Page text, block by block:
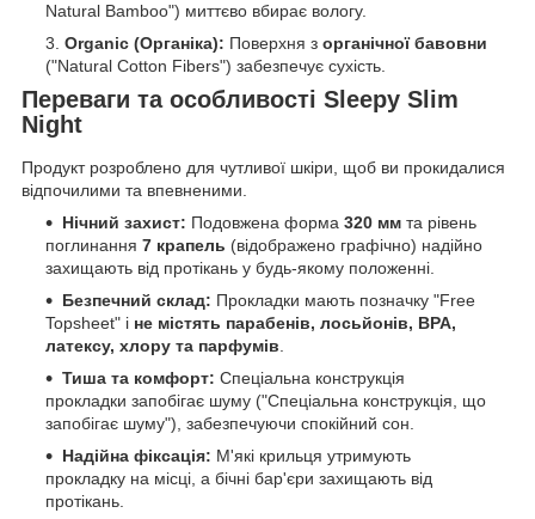
Natural Bamboo") миттєво вбирає вологу.
Organic (Органіка): Поверхня з органічної бавовни
("Natural Cotton Fibers") забезпечує сухість.
Переваги та особливості Sleepy Slim
Night
Продукт розроблено для чутливої шкіри, щоб ви прокидалися
відпочилими та впевненими.
Нічний захист: Подовжена форма 320 мм та рівень
поглинання 7 крапель (відображено графічно) надійно
захищають від протікань у будь-якому положенні.
Безпечний склад: Прокладки мають позначку "Free
Topsheet" і не містять парабенів, лосьйонів, BPA,
латексу, хлору та парфумів
Тиша та комфорт: Спеціальна конструкція
прокладки запобігає шуму ("Спеціальна конструкція, що
запобігає шуму"), забезпечуючи спокійний сон.
Надійна фіксація: М'які крильця утримують
прокладку на місці, а бічні бар'єри захищають від
протікань.